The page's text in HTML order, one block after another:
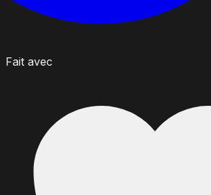
Fait avec